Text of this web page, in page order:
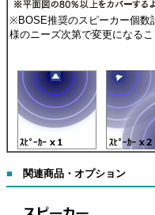
※BOSE推奨のスピーカー個数
様のニーズ次第で変更になる
■ 関連商品・オプション